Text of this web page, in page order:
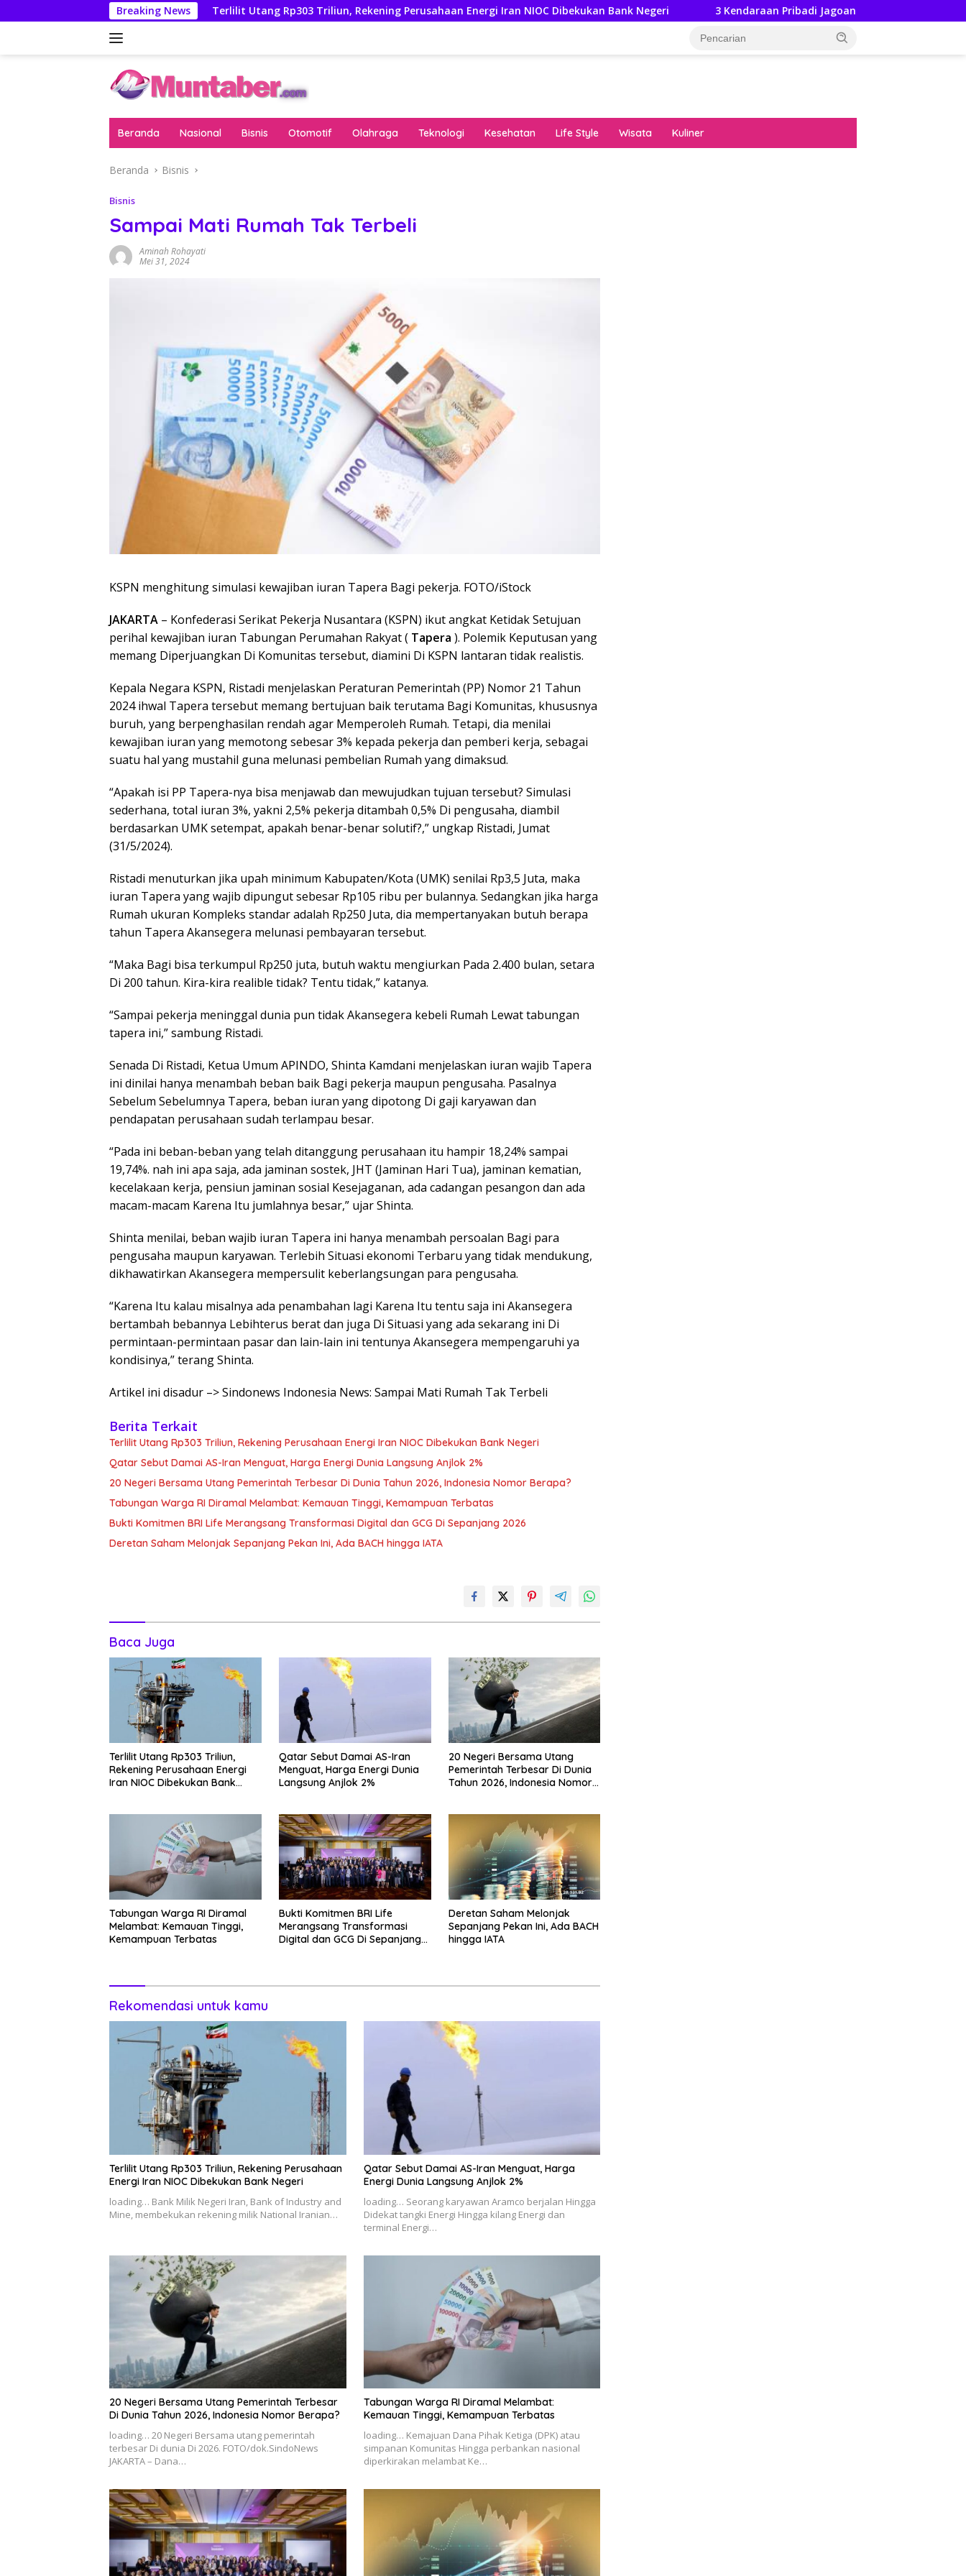
ke
Breaking News
Terlilit Utang Rp303 Triliun, Rekening Perusahaan Energi Iran NIOC Dibekukan Bank Negeri 3 Kendaraan Pribadi Jagoan Suzuki Bisa Dijajal Langsung Hingga
Beranda Nasional Bisnis Otomotif Olahraga Teknologi Kesehatan Life Style Wisata Kuliner
Beranda Bisnis
Bisnis
Sampai Mati Rumah Tak Terbeli
Aminah Rohayati
Mei 31, 2024
KSPN menghitung simulasi kewajiban iuran Tapera Bagi pekerja. FOTO/iStock
JAKARTA – Konfederasi Serikat Pekerja Nusantara (KSPN) ikut angkat Ketidak Setujuan
perihal kewajiban iuran Tabungan Perumahan Rakyat ( Tapera ). Polemik Keputusan yang
memang Diperjuangkan Di Komunitas tersebut, diamini Di KSPN lantaran tidak realistis.
Kepala Negara KSPN, Ristadi menjelaskan Peraturan Pemerintah (PP) Nomor 21 Tahun
2024 ihwal Tapera tersebut memang bertujuan baik terutama Bagi Komunitas, khususnya
buruh, yang berpenghasilan rendah agar Memperoleh Rumah. Tetapi, dia menilai
kewajiban iuran yang memotong sebesar 3% kepada pekerja dan pemberi kerja, sebagai
suatu hal yang mustahil guna melunasi pembelian Rumah yang dimaksud.
“Apakah isi PP Tapera-nya bisa menjawab dan mewujudkan tujuan tersebut? Simulasi
sederhana, total iuran 3%, yakni 2,5% pekerja ditambah 0,5% Di pengusaha, diambil
berdasarkan UMK setempat, apakah benar-benar solutif?,” ungkap Ristadi, Jumat
(31/5/2024).
Ristadi menuturkan jika upah minimum Kabupaten/Kota (UMK) senilai Rp3,5 Juta, maka
iuran Tapera yang wajib dipungut sebesar Rp105 ribu per bulannya. Sedangkan jika harga
Rumah ukuran Kompleks standar adalah Rp250 Juta, dia mempertanyakan butuh berapa
tahun Tapera Akansegera melunasi pembayaran tersebut.
“Maka Bagi bisa terkumpul Rp250 juta, butuh waktu mengiurkan Pada 2.400 bulan, setara
Di 200 tahun. Kira-kira realible tidak? Tentu tidak,” katanya.
“Sampai pekerja meninggal dunia pun tidak Akansegera kebeli Rumah Lewat tabungan
tapera ini,” sambung Ristadi.
Senada Di Ristadi, Ketua Umum APINDO, Shinta Kamdani menjelaskan iuran wajib Tapera
ini dinilai hanya menambah beban baik Bagi pekerja maupun pengusaha. Pasalnya
Sebelum Sebelumnya Tapera, beban iuran yang dipotong Di gaji karyawan dan
pendapatan perusahaan sudah terlampau besar.
“Pada ini beban-beban yang telah ditanggung perusahaan itu hampir 18,24% sampai
19,74%. nah ini apa saja, ada jaminan sostek, JHT (Jaminan Hari Tua), jaminan kematian,
kecelakaan kerja, pensiun jaminan sosial Kesejaganan, ada cadangan pesangon dan ada
macam-macam Karena Itu jumlahnya besar,” ujar Shinta.
Shinta menilai, beban wajib iuran Tapera ini hanya menambah persoalan Bagi para
pengusaha maupun karyawan. Terlebih Situasi ekonomi Terbaru yang tidak mendukung,
dikhawatirkan Akansegera mempersulit keberlangsungan para pengusaha.
“Karena Itu kalau misalnya ada penambahan lagi Karena Itu tentu saja ini Akansegera
bertambah bebannya Lebihterus berat dan juga Di Situasi yang ada sekarang ini Di
permintaan-permintaan pasar dan lain-lain ini tentunya Akansegera mempengaruhi ya
kondisinya,” terang Shinta.
Artikel ini disadur –> Sindonews Indonesia News: Sampai Mati Rumah Tak Terbeli
Berita Terkait
Terlilit Utang Rp303 Triliun, Rekening Perusahaan Energi Iran NIOC Dibekukan Bank Negeri
Qatar Sebut Damai AS-Iran Menguat, Harga Energi Dunia Langsung Anjlok 2%
20 Negeri Bersama Utang Pemerintah Terbesar Di Dunia Tahun 2026, Indonesia Nomor Berapa?
Tabungan Warga RI Diramal Melambat: Kemauan Tinggi, Kemampuan Terbatas
Bukti Komitmen BRI Life Merangsang Transformasi Digital dan GCG Di Sepanjang 2026
Deretan Saham Melonjak Sepanjang Pekan Ini, Ada BACH hingga IATA
Baca Juga
Terlilit Utang Rp303 Triliun,
Rekening Perusahaan Energi
Iran NIOC Dibekukan Bank
Qatar Sebut Damai AS-Iran
Menguat, Harga Energi Dunia
Langsung Anjlok 2%
20 Negeri Bersama Utang
Pemerintah Terbesar Di Dunia
Tahun 2026, Indonesia Nomor
Tabungan Warga RI Diramal
Melambat: Kemauan Tinggi,
Kemampuan Terbatas
Bukti Komitmen BRI Life
Merangsang Transformasi
Digital dan GCG Di Sepanjang
Deretan Saham Melonjak
Sepanjang Pekan Ini, Ada BACH
hingga IATA
Rekomendasi untuk kamu
Terlilit Utang Rp303 Triliun, Rekening Perusahaan
Energi Iran NIOC Dibekukan Bank Negeri
loading… Bank Milik Negeri Iran, Bank of Industry and
Mine, membekukan rekening milik National Iranian…
Qatar Sebut Damai AS-Iran Menguat, Harga
Energi Dunia Langsung Anjlok 2%
loading… Seorang karyawan Aramco berjalan Hingga
Didekat tangki Energi Hingga kilang Energi dan
terminal Energi…
20 Negeri Bersama Utang Pemerintah Terbesar
Di Dunia Tahun 2026, Indonesia Nomor Berapa?
loading… 20 Negeri Bersama utang pemerintah
terbesar Di dunia Di 2026. FOTO/dok.SindoNews
JAKARTA – Dana…
Tabungan Warga RI Diramal Melambat:
Kemauan Tinggi, Kemampuan Terbatas
loading… Kemajuan Dana Pihak Ketiga (DPK) atau
simpanan Komunitas Hingga perbankan nasional
diperkirakan melambat Ke…